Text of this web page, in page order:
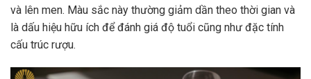
và lên men. Màu sắc này thường giảm dần theo thời gian và
là dấu hiệu hữu ích để đánh giá độ tuổi cũng như đặc tính
cấu trúc rượu.